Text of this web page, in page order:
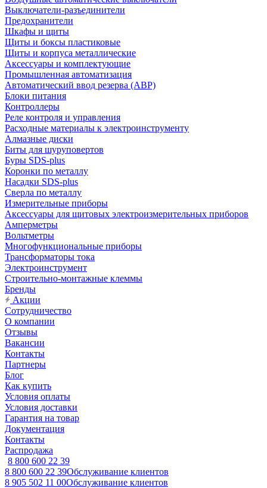
Выключатели-разъединители
Предохранители
Шкафы и щиты
Щиты и боксы пластиковые
Щиты и корпуса металлические
Аксессуары и комплектующие
Промышленная автоматизация
Автоматический ввод резерва (АВР)
Блоки питания
Контроллеры
Реле контроля и управления
Расходные материалы к электроинструменту
Алмазные диски
Биты для шуруповертов
Буры SDS-plus
Коронки по металлу
Насадки SDS-plus
Сверла по металлу
Измерительные приборы
Аксессуары для щитовых электроизмерительных приборов
Амперметры
Вольтметры
Многофункциональные приборы
Трансформаторы тока
Электроинструмент
Строительно-монтажные клеммы
Бренды
Акции
Сотрудничество
О компании
Отзывы
Вакансии
Контакты
Партнеры
Блог
Как купить
Условия оплаты
Условия доставки
Гарантия на товар
Документация
Контакты
Распродажа
8 800 600 22 39
8 800 600 22 39Обслуживание клиентов
8 905 502 11 00Обслуживание клиентов